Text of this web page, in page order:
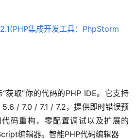
获取”你的代码的PHP IDE。它支持
/ 7.0 / 7.1 / 7.2，提供即时错误预
码重构，零配置调试以及扩展的
编辑器。智能PHP代码编辑器